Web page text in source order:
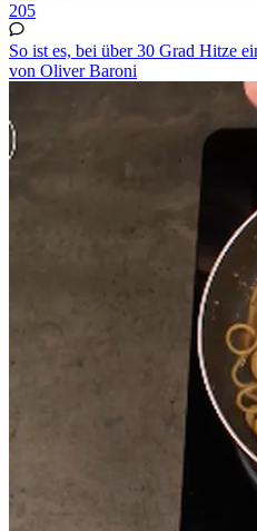
205
So ist es, bei über 30 Grad Hitze
von Oliver Baroni